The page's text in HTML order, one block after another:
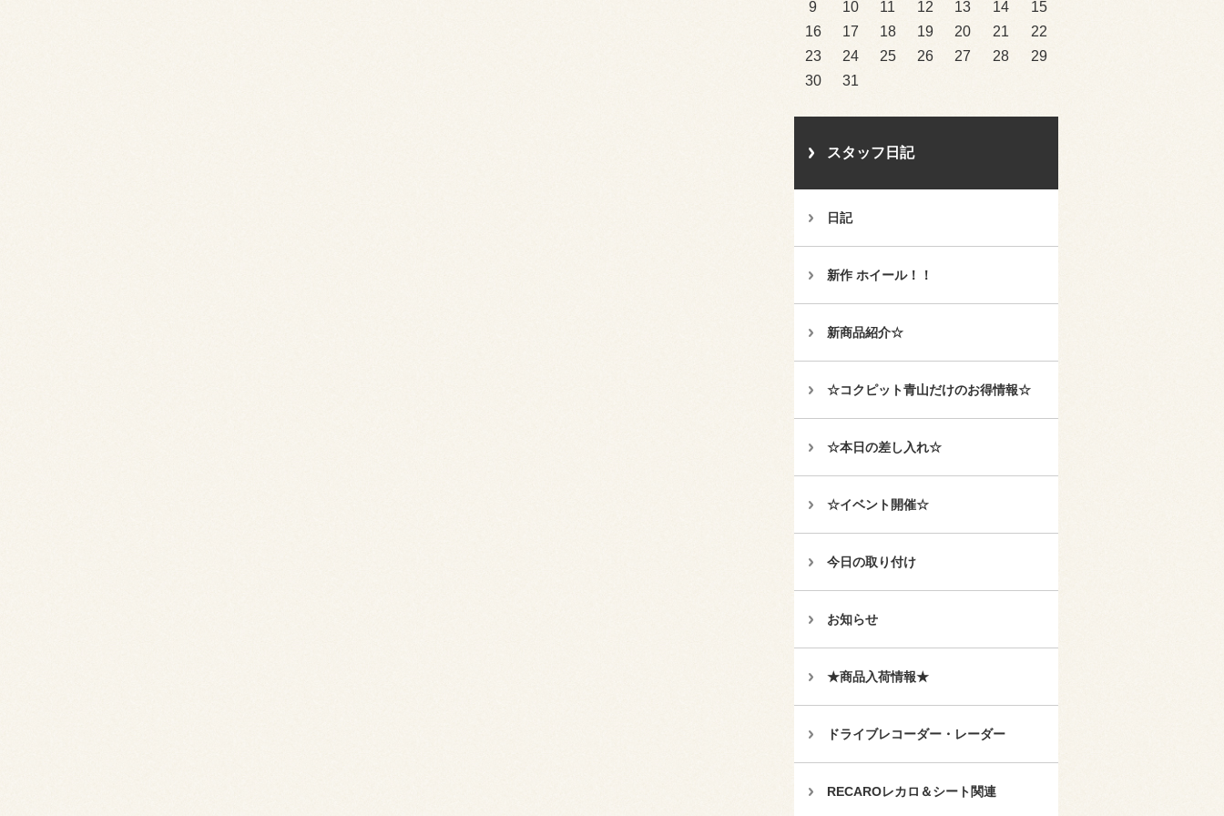
9 10 11 12 13 14
15
16
17 18 19 20 21
22
23
24 25 26 27 28
29
30
31
スタッフ日記
日記
新作 ホイール！！
新商品紹介☆
☆コクピット青山だけのお得情報☆
☆本日の差し入れ☆
☆イベント開催☆
今日の取り付け
お知らせ
★商品入荷情報★
ドライブレコーダー・レーダー
RECAROレカロ＆シート関連